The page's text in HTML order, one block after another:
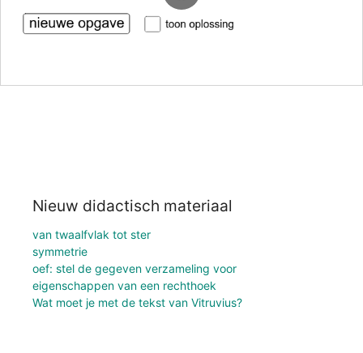
Nieuw didactisch materiaal
van twaalfvlak tot ster
symmetrie
oef: stel de gegeven verzameling voor
eigenschappen van een rechthoek
Wat moet je met de tekst van Vitruvius?